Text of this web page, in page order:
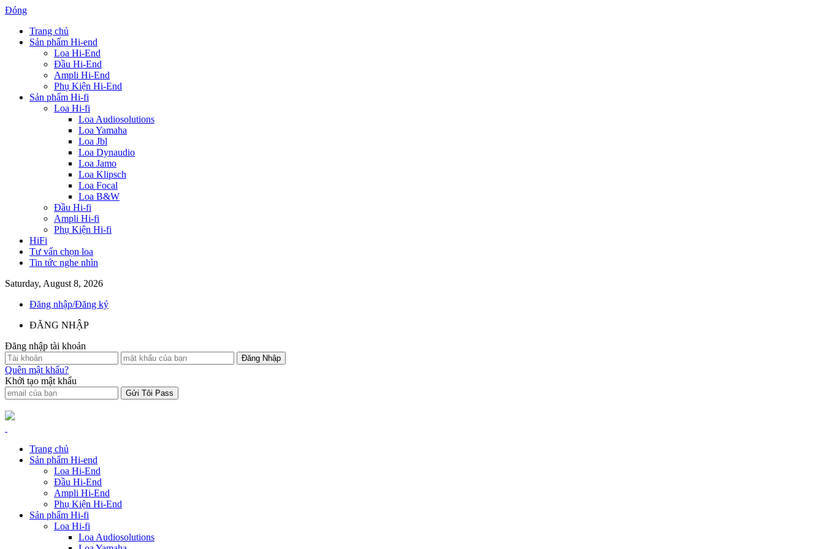
Đóng
Trang chủ
Sản phẩm Hi-end
Loa Hi-End
Đầu Hi-End
Ampli Hi-End
Phụ Kiện Hi-End
Sản phẩm Hi-fi
Loa Hi-fi
Loa Audiosolutions
Loa Yamaha
Loa Jbl
Loa Dynaudio
Loa Jamo
Loa Klipsch
Loa Focal
Loa B&W
Đầu Hi-fi
Ampli Hi-fi
Phụ Kiện Hi-fi
HiFi
Tư vấn chọn loa
Tin tức nghe nhìn
Saturday, August 8, 2026
Đăng nhập/Đăng ký
ĐĂNG NHẬP
Đăng nhập tài khoản
Quên mật khẩu?
Khởi tạo mật khẩu
Trang chủ
Sản phẩm Hi-end
Loa Hi-End
Đầu Hi-End
Ampli Hi-End
Phụ Kiện Hi-End
Sản phẩm Hi-fi
Loa Hi-fi
Loa Audiosolutions